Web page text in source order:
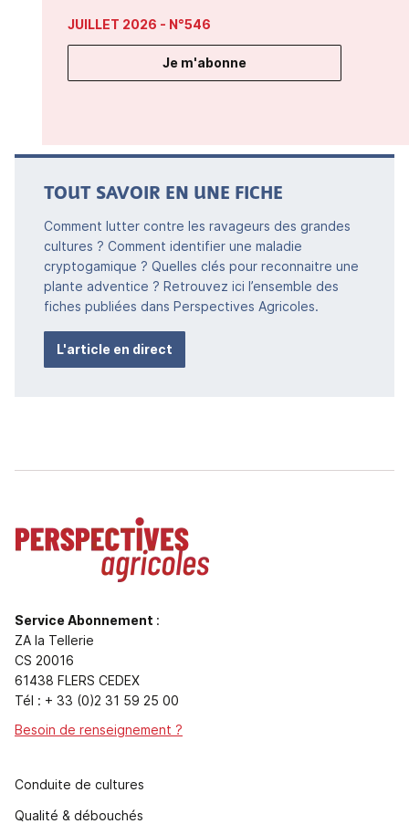
JUILLET 2026 - N°546
Je m'abonne
TOUT SAVOIR EN UNE FICHE
Comment lutter contre les ravageurs des grandes
cultures ? Comment identifier une maladie
cryptogamique ? Quelles clés pour reconnaitre une
plante adventice ? Retrouvez ici l’ensemble des
fiches publiées dans Perspectives Agricoles.
L'article en direct
Service Abonnement :
ZA la Tellerie
CS 20016
61438 FLERS CEDEX
Tél : + 33 (0)2 31 59 25 00
Besoin de renseignement ?
Conduite de cultures
Qualité & débouchés